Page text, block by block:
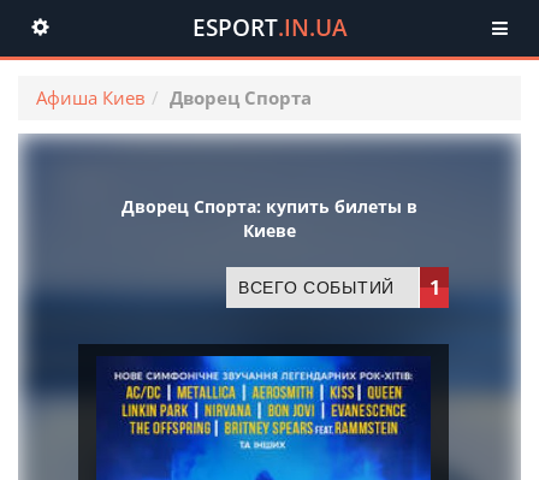
Toggle
navigation
ESPORT.IN.UA
Афиша Киев Дворец Спорта
Дворец Спорта: купить билеты в
Киеве
ВСЕГО СОБЫТИЙ 1